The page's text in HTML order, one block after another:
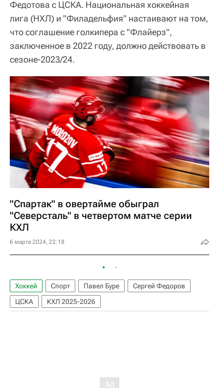
Федотова с ЦСКА. Национальная хоккейная
лига (НХЛ) и "Филадельфия" настаивают на том,
что соглашение голкипера с "Флайерз",
заключенное в 2022 году, должно действовать в
сезоне-2023/24.
"Спартак" в овертайме обыграл
"Северсталь" в четвертом матче серии
КХЛ
6 марта 2024, 22:18
Хоккей Спорт Павел Буре
Сергей Федоров
ЦСКА
КХЛ 2025-2026